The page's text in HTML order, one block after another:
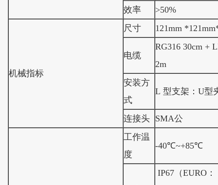
效率
>50%
机械指标
尺寸 121mm
电缆
RG316 30cm +
2m
安装方
式
L 型支架：U型
连接头 SMA公
工作温
度
-40℃~+85℃
IP67（EURO：